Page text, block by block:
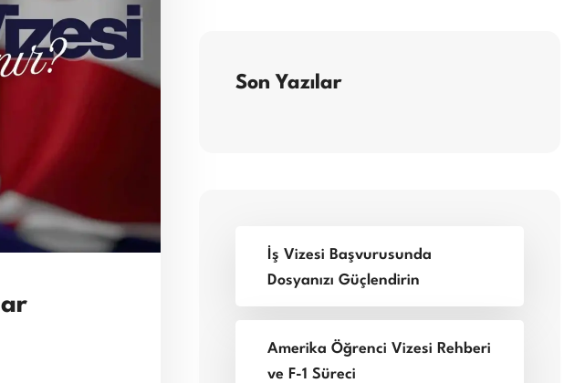
Son Yazılar
İş Vizesi Başvurusunda
Dosyanızı Güçlendirin
Amerika Öğrenci Vizesi Rehberi
ve F-1 Süreci